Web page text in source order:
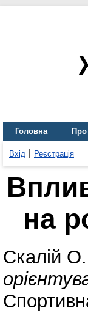
Головна Про
Вхід Реєстрація
на
Скалій